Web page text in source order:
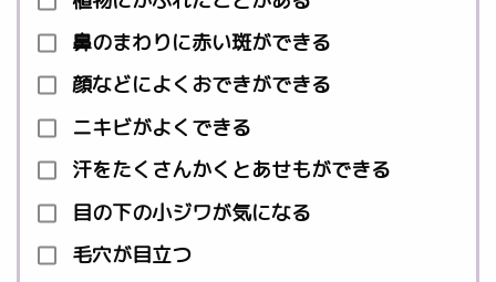
鼻のまわりに赤い斑ができる
顔などによくおできができる
ニキビがよくできる
汗をたくさんかくとあせもができる
目の下の小ジワが気になる
毛穴が目立つ